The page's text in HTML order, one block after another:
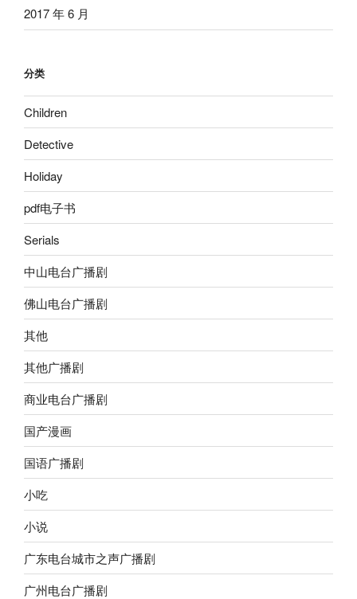
2017 年 6 月
分类
Children
Detective
Holiday
pdf电子书
Serials
中山电台广播剧
佛山电台广播剧
其他
其他广播剧
商业电台广播剧
国产漫画
国语广播剧
小吃
小说
广东电台城市之声广播剧
广州电台广播剧